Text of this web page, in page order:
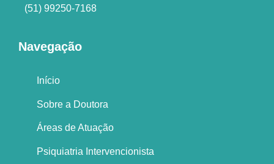
(51) 99250-7168
Navegação
Início
Sobre a Doutora
Áreas de Atuação
Psiquiatria Intervencionista